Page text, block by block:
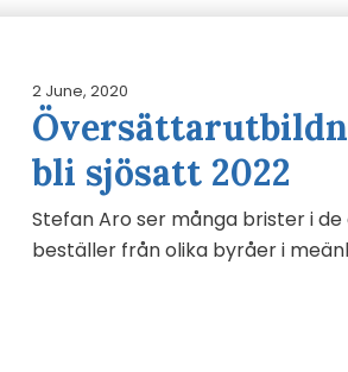
2 June, 2020
bli sjösatt 2022
Stefan Aro ser många brister i
beställer från olika byråer i